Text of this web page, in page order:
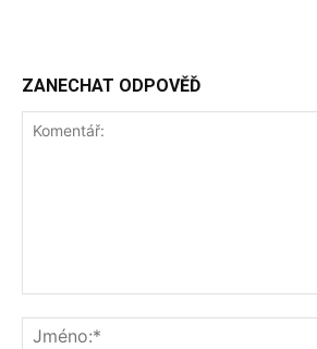
ZANECHAT ODPOVĚĎ